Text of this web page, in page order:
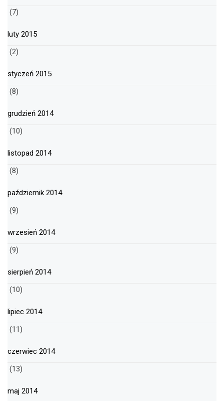
(7)
luty 2015
(2)
styczeń 2015
(8)
grudzień 2014
(10)
listopad 2014
(8)
październik 2014
(9)
wrzesień 2014
(9)
sierpień 2014
(10)
lipiec 2014
(11)
czerwiec 2014
(13)
maj 2014